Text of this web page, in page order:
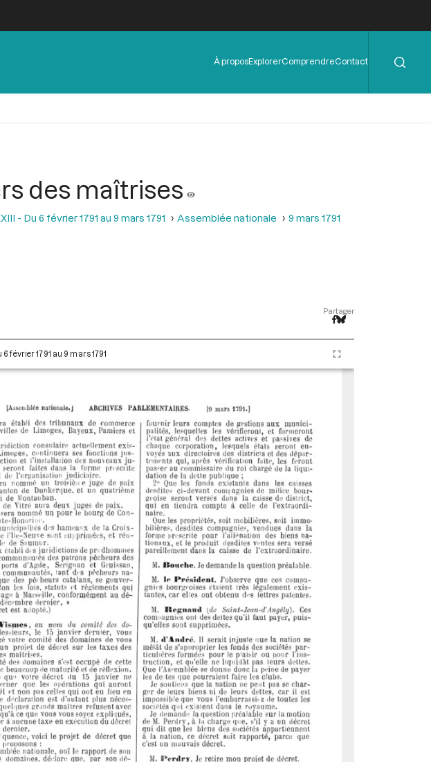
Menu
de
À proposExplorerComprendreContact
des maîtrises
- Du 6 février 1791 au 9 mars 1791 Assemblée nationale
9 mars 1791
Partager
6 février 1791 au 9 mars 1791